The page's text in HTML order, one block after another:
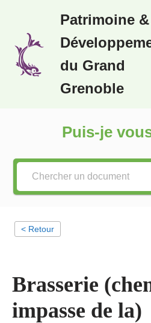
au
contenu
Patrimoine &
du Grand
Grenoble
Puis-je
< Retour
Brasserie
impasse de la)